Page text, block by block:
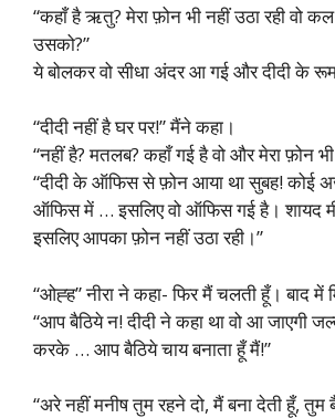
“कहाँ है ऋतु? मेरा फ़ोन भी नहीं उठा रही वो
उसको?”
ये बोलकर वो सीधा अंदर आ गई और दीदी के
“दीदी नहीं है घर पर!” मैंने कहा।
“नहीं है? मतलब? कहाँ गई है वो और मेरा फ़ोन भी
“दीदी के ऑफिस से फ़ोन आया था सुबह! कोई
ऑफिस में … इसलिए वो ऑफिस गई है। शायद
इसलिए आपका फ़ोन नहीं उठा रही।”
“ओह्ह” नीरा ने कहा- फिर मैं चलती हूँ। बाद
“आप बैठिये न! दीदी ने कहा था वो आ जाएगी
करके … आप बैठिये चाय बनाता हूँ मैं!”
“अरे नहीं मनीष तुम रहने दो, मैं बना देती हूँ,